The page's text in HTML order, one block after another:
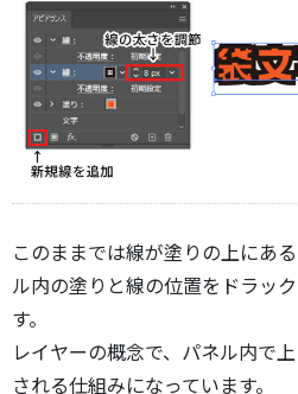
このままでは線が塗りの上にあ
ル内の塗りと線の位置をドラッ
す。
レイヤーの概念で、パネル内で
される仕組みになっています。